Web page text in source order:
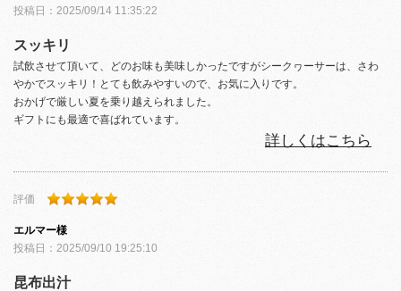
投稿日： 2025/09/14 11:35:22
スッキリ
試飲させて頂いて、どのお味も美味しかったですがシークヮーサーは、さわ
やかでスッキリ！とても飲みやすいので、お気に入りです。
おかげで厳しい夏を乗り越えられました。
ギフトにも最適で喜ばれています。
詳しくはこちら
評価
エルマー様
投稿日： 2025/09/10 19:25:10
昆布出汁